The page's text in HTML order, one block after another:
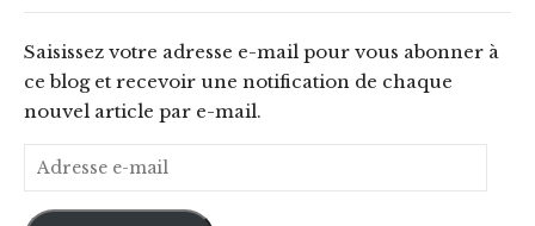
Saisissez votre adresse e-mail pour vous abonner à
ce blog et recevoir une notification de chaque
nouvel article par e-mail.
Adresse e-mail